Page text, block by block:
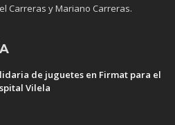
Carreras y Mariano Carreras.
de juguetes en Firmat para el
Vilela